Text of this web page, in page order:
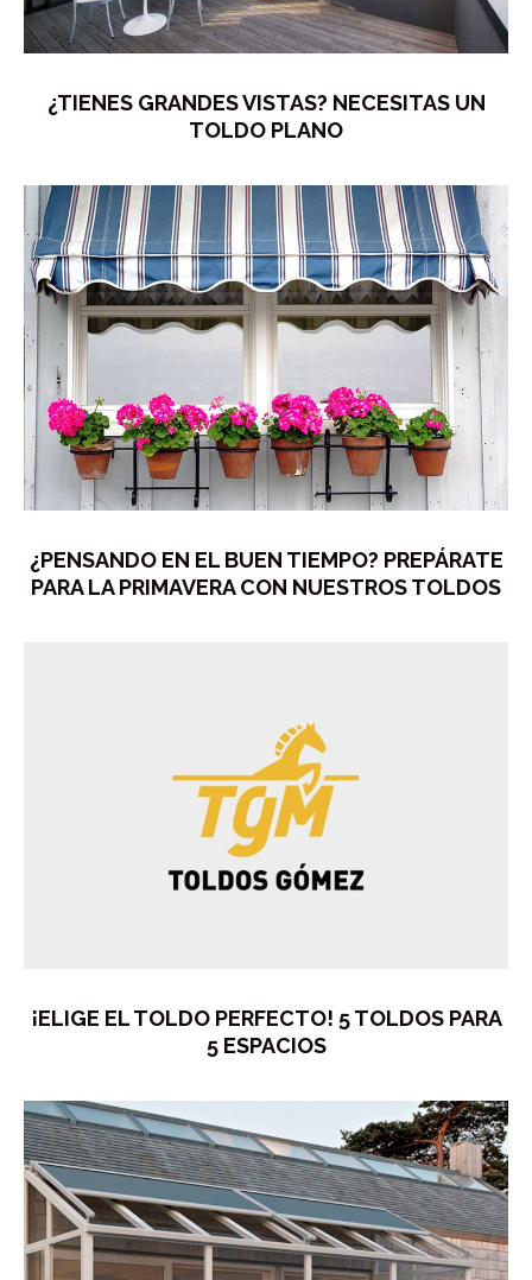
¿TIENES GRANDES VISTAS? NECESITAS UN
TOLDO PLANO
¿PENSANDO EN EL BUEN TIEMPO? PREPÁRATE
PARA LA PRIMAVERA CON NUESTROS TOLDOS
¡ELIGE EL TOLDO PERFECTO! 5 TOLDOS PARA
5 ESPACIOS